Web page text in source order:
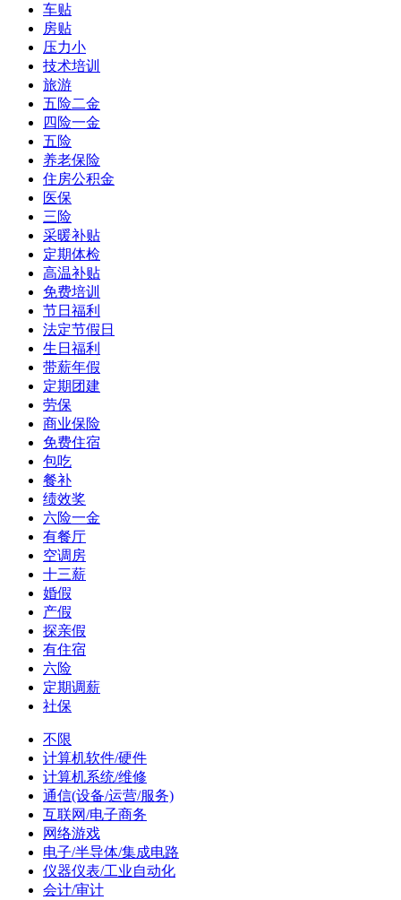
车贴
房贴
压力小
技术培训
旅游
五险二金
四险一金
五险
养老保险
住房公积金
医保
三险
采暖补贴
定期体检
高温补贴
免费培训
节日福利
法定节假日
生日福利
带薪年假
定期团建
劳保
商业保险
免费住宿
包吃
餐补
绩效奖
六险一金
有餐厅
空调房
十三薪
婚假
产假
探亲假
有住宿
六险
定期调薪
社保
不限
计算机软件/硬件
计算机系统/维修
通信(设备/运营/服务)
互联网/电子商务
网络游戏
电子/半导体/集成电路
仪器仪表/工业自动化
会计/审计